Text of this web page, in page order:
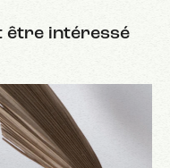
être intéressé